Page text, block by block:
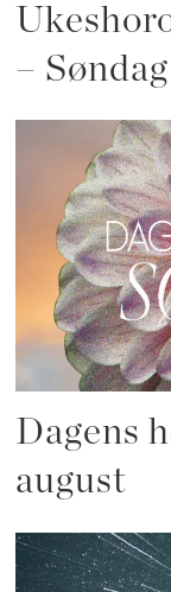
–
Dagens
august